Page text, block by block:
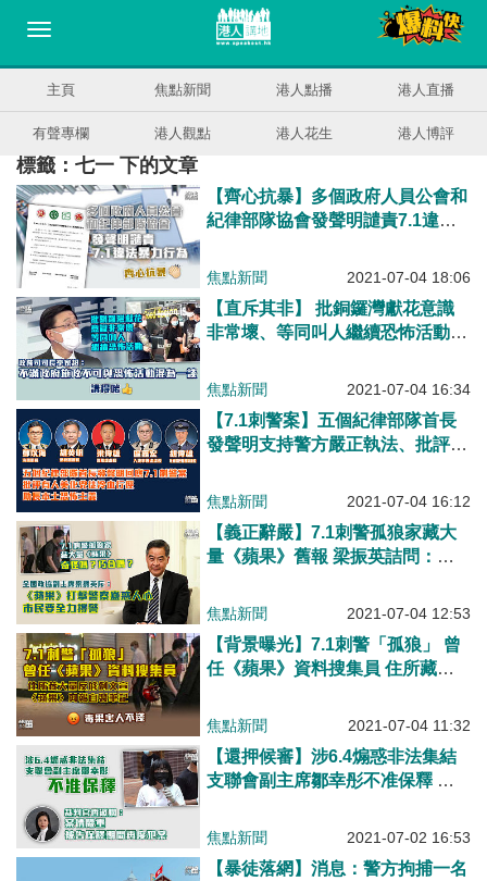
主頁 焦點新聞 港人點播 港人直播
有聲專欄 港人觀點 港人花生 港人博評
標籤：七一 下的文章
【齊心抗暴】多個政府人員公會和
紀律部隊協會發聲明譴責7.1違法
焦點新聞 2021-07-04 18:06
【直斥其非】 批銅鑼灣獻花意識
非常壞、等同叫人繼續恐怖活動
活動混為一談
焦點新聞 2021-07-04 16:34
【7.1刺警案】五個紀律部隊首長
發聲明支持警方嚴正執法、批評有
主義
焦點新聞 2021-07-04 16:12
【義正辭嚴】7.1刺警孤狼家藏大
量《蘋果》舊報 梁振英詰問：奇
擊警察蠱惑人心、市民要全力撐警
焦點新聞 2021-07-04 12:53
【背景曝光】7.1刺警「孤狼」 曾
任《蘋果》資料搜集員 住所藏大
筆記
焦點新聞 2021-07-04 11:32
【還押候審】涉6.4煽惑非法集結
支聯會副主席鄒幸彤不准保釋 法
犯案
焦點新聞 2021-07-02 16:53
【暴徒落網】消息：警方拘捕一名